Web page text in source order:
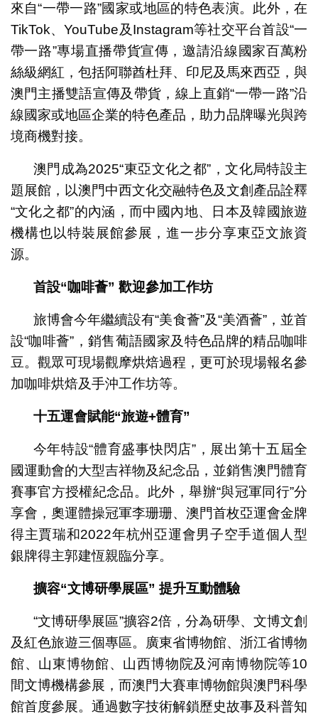
來自“一帶一路”國家或地區的特色表演。此外，在
TikTok、YouTube及Instagram等社交平台首設“一
帶一路”專場直播帶貨宣傳，邀請沿線國家百萬粉
絲級網紅，包括阿聯酋杜拜、印尼及馬來西亞，與
澳門主播雙語宣傳及帶貨，線上直銷“一帶一路”沿
線國家或地區企業的特色產品，助力品牌曝光與跨
境商機對接。
澳門成為2025“東亞文化之都”，文化局特設主
題展館，以澳門中西文化交融特色及文創產品詮釋
“文化之都”的內涵，而中國內地、日本及韓國旅遊
機構也以特裝展館參展，進一步分享東亞文旅資
源。
首設“咖啡薈” 歡迎參加工作坊
旅博會今年繼續設有“美食薈”及“美酒薈”，並首
設“咖啡薈”，銷售葡語國家及特色品牌的精品咖啡
豆。觀眾可現場觀摩烘焙過程，更可於現場報名參
加咖啡烘焙及手沖工作坊等。
十五運會賦能“旅遊+體育”
今年特設“體育盛事快閃店”，展出第十五屆全
國運動會的大型吉祥物及紀念品，並銷售澳門體育
賽事官方授權紀念品。此外，舉辦“與冠軍同行”分
享會，奧運體操冠軍李珊珊、澳門首枚亞運會金牌
得主賈瑞和2022年杭州亞運會男子空手道個人型
銀牌得主郭建恆親臨分享。
擴容“文博研學展區” 提升互動體驗
“文博研學展區”擴容2倍，分為研學、文博文創
及紅色旅遊三個專區。廣東省博物館、浙江省博物
館、山東博物館、山西博物院及河南博物院等10
間文博機構參展，而澳門大賽車博物館與澳門科學
館首度參展。通過數字技術解鎖歷史故事及科普知